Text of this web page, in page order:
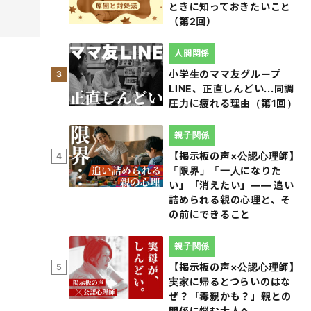
ときに知っておきたいこと
（第2回）
3
小学生のママ友グループ
LINE、正直しんどい...同調
圧力に疲れる理由（第1回）
人間関係
4
【掲示板の声×公認心理師】
「限界」「一人になりた
い」「消えたい」―― 追い
詰められる親の心理と、そ
の前にできること
親子関係
5
【掲示板の声×公認心理師】
実家に帰るとつらいのはな
ぜ？「毒親かも？」親との
親子関係